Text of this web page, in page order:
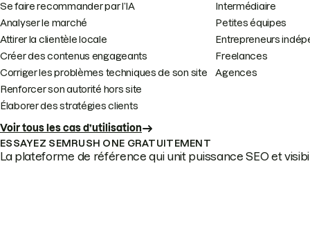
Se faire recommander par l’IA
Analyser le marché
Attirer la clientèle locale
Créer des contenus engageants
Corriger les problèmes techniques de son site
Renforcer son autorité hors site
Élaborer des stratégies clients
Voir tous les cas d’utilisation
Intermédiaire
Petites équipes
Entrepreneurs
Freelances
Agences
ESSAYEZ SEMRUSH ONE GRATUITEMENT
La plateforme de référence qui unit puissance SEO et